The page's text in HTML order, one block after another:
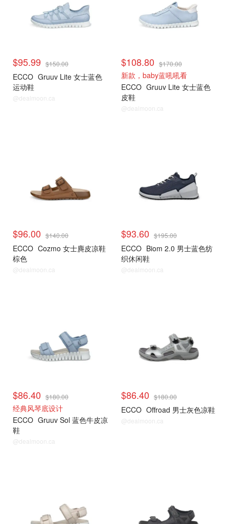
$95.99 $150.00
ECCO Gruuv Lite 女士蓝色
运动鞋
@dealmoon.ca
$108.80 $170.00
新款，baby蓝吼吼看
ECCO Gruuv Lite 女士蓝色
皮鞋
@dealmoon.ca
$96.00 $140.00
ECCO Cozmo 女士麂皮凉鞋
棕色
@dealmoon.ca
$93.60 $195.00
ECCO Biom 2.0 男士蓝色纺
织休闲鞋
@dealmoon.ca
$86.40 $180.00
经典风琴底设计
ECCO Gruuv Sol 蓝色牛皮凉
鞋
@dealmoon.ca
$86.40 $180.00
ECCO Offroad 男士灰色凉鞋
@dealmoon.ca